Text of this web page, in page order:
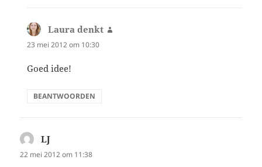
Laura denkt
23 mei 2012 om 10:30
Goed idee!
BEANTWOORDEN
LJ
22 mei 2012 om 11:38